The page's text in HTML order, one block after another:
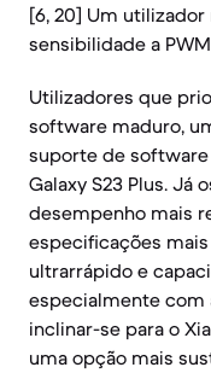
[6, 20] Um
sensibilidade a
Utilizadores que
software maduro,
suporte de
Galaxy S23 Plus. Já
desempenho mais
especificações
ultrarrápido e
especialmente com
inclinar-se para o
uma opção mais